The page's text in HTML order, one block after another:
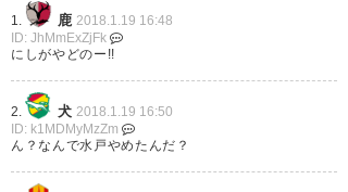
https://t.co/GMqvxBp8jM
— mayumi (mawaru19)
1月 19
1. 鹿 2018.1.19 16:48
ID: JhMmExZjFk
にしがやどのー!!
2. 犬 2018.1.19 16:50
ID: k1MDMyMzZm
ん？なんで水戸やめたんだ？